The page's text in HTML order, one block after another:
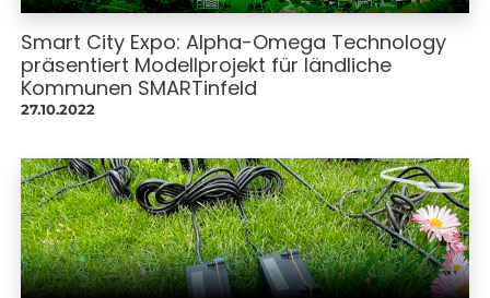
Smart City Expo: Alpha-Omega Technology
präsentiert Modellprojekt für ländliche
Kommunen SMARTinfeld
27.10.2022